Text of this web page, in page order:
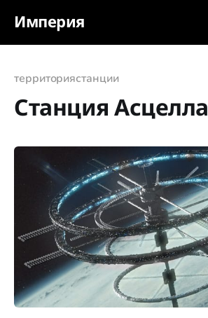
Империя
территориястанции
Станция Асцелла